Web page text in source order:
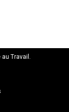
Travail.